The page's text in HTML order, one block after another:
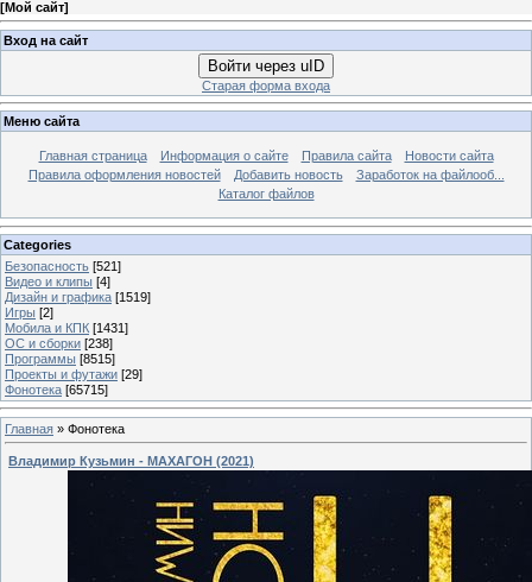
[Мой сайт]
Вход на сайт
Войти через uID
Старая форма входа
Меню сайта
Главная страница Информация о сайте Правила сайта
Новости сайта
Правила оформления новостей
Добавить новость
Заработок на файлооб...
Каталог файлов
Categories
Безопасность [521]
Видео и клипы [4]
Дизайн и графика [1519]
Игры [2]
Мобила и КПК [1431]
ОС и сборки [238]
Программы [8515]
Проекты и футажи [29]
Фонотека [65715]
Главная » Фонотека
Владимир Кузьмин - МАХАГОН (2021)